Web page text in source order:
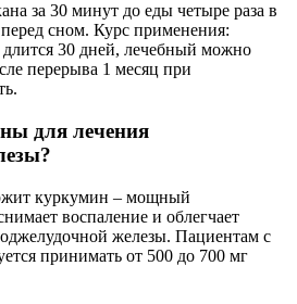
за 30 минут до еды четыре раза в
сном. Курс применения:
30 дней, лечебный можно
перерыва 1 месяц при
для лечения
куркумин – мощный
воспаление и облегчает
железы. Пациентам с
принимать от 500 до 700 мг